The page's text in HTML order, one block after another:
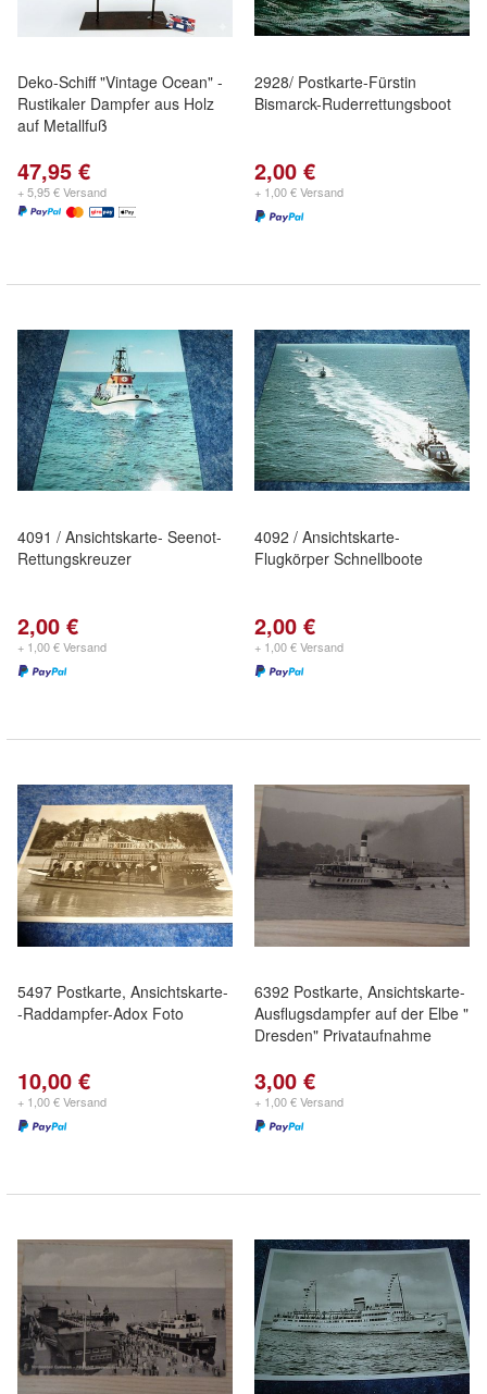
Deko-Schiff "Vintage Ocean" -
Rustikaler Dampfer aus Holz
auf Metallfuß
47,95 €
+ 5,95 € Versand
2928/ Postkarte-Fürstin
Bismarck-Ruderrettungsboot
2,00 €
+ 1,00 € Versand
4091 / Ansichtskarte- Seenot-
Rettungskreuzer
2,00 €
+ 1,00 € Versand
4092 / Ansichtskarte-
Flugkörper Schnellboote
2,00 €
+ 1,00 € Versand
5497 Postkarte, Ansichtskarte-
-Raddampfer-Adox Foto
10,00 €
+ 1,00 € Versand
6392 Postkarte, Ansichtskarte-
Ausflugsdampfer auf der Elbe "
Dresden" Privataufnahme
3,00 €
+ 1,00 € Versand